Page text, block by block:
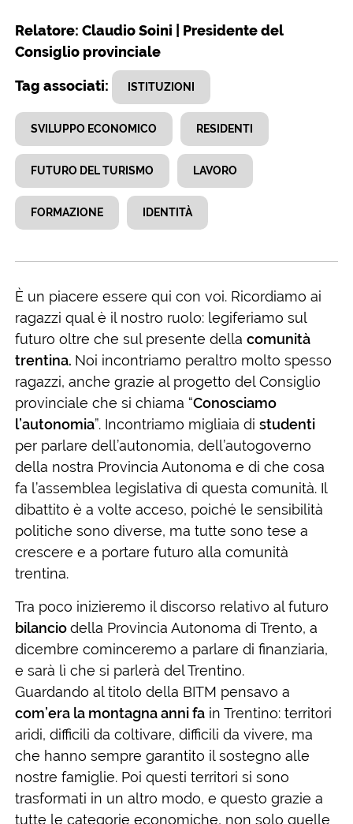
Relatore: Claudio Soini | Presidente del
Consiglio provinciale
Tag associati: ISTITUZIONI
SVILUPPO ECONOMICO RESIDENTI
FUTURO DEL TURISMO LAVORO
FORMAZIONE IDENTITÀ
È un piacere essere qui con voi. Ricordiamo ai
ragazzi qual è il nostro ruolo: legiferiamo sul
futuro oltre che sul presente della comunità
trentina. Noi incontriamo peraltro molto spesso
ragazzi, anche grazie al progetto del Consiglio
provinciale che si chiama “Conosciamo
l’autonomia”. Incontriamo migliaia di studenti
per parlare dell’autonomia, dell’autogoverno
della nostra Provincia Autonoma e di che cosa
fa l’assemblea legislativa di questa comunità. Il
dibattito è a volte acceso, poiché le sensibilità
politiche sono diverse, ma tutte sono tese a
crescere e a portare futuro alla comunità
trentina.
Tra poco inizieremo il discorso relativo al futuro
bilanciodella Provincia Autonoma di Trento, a
dicembre cominceremo a parlare di finanziaria,
e sarà lì che si parlerà del Trentino.
Guardando al titolo della BITM pensavo a
com’era la montagna anni fain Trentino: territori
aridi, difficili da coltivare, difficili da vivere, ma
che hanno sempre garantito il sostegno alle
nostre famiglie. Poi questi territori si sono
trasformati in un altro modo, e questo grazie a
tutte le categorie economiche, non solo quelle